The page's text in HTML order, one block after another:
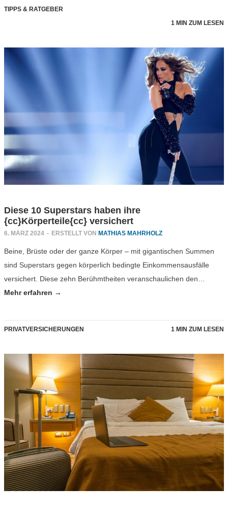
TIPPS & RATGEBER
1 MIN ZUM LESEN
Diese 10 Superstars haben ihre
{cc}Körperteile{cc} versichert
6. MÄRZ 2024 - ERSTELLT VON MATHIAS MAHRHOLZ
Beine, Brüste oder der ganze Körper – mit gigantischen Summen
sind Superstars gegen körperlich bedingte Einkommensausfälle
versichert. Diese zehn Berühmtheiten veranschaulichen den…
Mehr erfahren →
PRIVATVERSICHERUNGEN 1 MIN ZUM LESEN